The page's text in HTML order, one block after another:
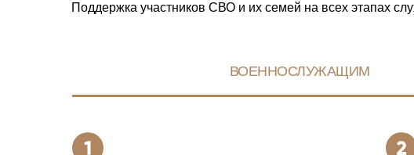
Поддержка участников СВО и их семей на всех этапах
ВОЕННОСЛУЖАЩИМ